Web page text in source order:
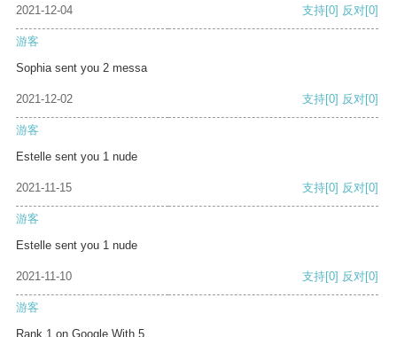
2021-12-04 支持[0] 反对[0]
游客
Sophia sent you 2 messa
2021-12-02 支持[0] 反对[0]
游客
Estelle sent you 1 nude
2021-11-15 支持[0] 反对[0]
游客
Estelle sent you 1 nude
2021-11-10 支持[0] 反对[0]
游客
Rank 1 on Google With 5